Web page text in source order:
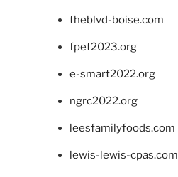
theblvd-boise.com
fpet2023.org
e-smart2022.org
ngrc2022.org
leesfamilyfoods.com
lewis-lewis-cpas.com